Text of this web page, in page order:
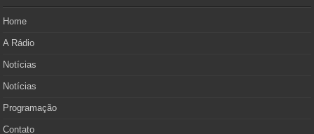
Home
A Rádio
Notícias
Notícias
Programação
Contato